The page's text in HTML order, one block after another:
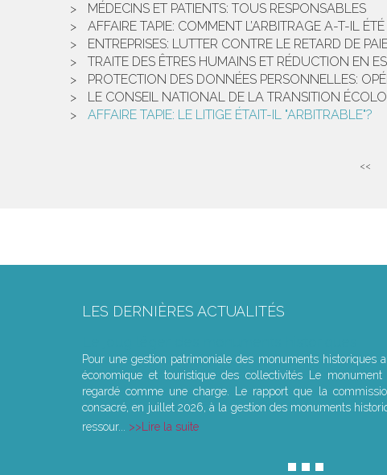
MÉDECINS ET PATIENTS: TOUS RESPONSABLES
AFFAIRE TAPIE: COMMENT L’ARBITRAGE A-T-IL
ENTREPRISES: LUTTER CONTRE LE RETARD DE
TRAITE DES ÊTRES HUMAINS ET RÉDUCTION EN
PROTECTION DES DONNÉES PERSONNELLES:
LE CONSEIL NATIONAL DE LA TRANSITION
AFFAIRE TAPIE: LE LITIGE ÉTAIT-IL "ARBITRABLE"?
<<
LES DERNIÈRES ACTUALITÉS
Pour une gestion patrimoniale des monuments historiques
économique et touristique des collectivités Le
regardé comme une charge. Le rapport que la
consacré, en juillet 2026, à la gestion des monuments
ressour...
Lire la suite